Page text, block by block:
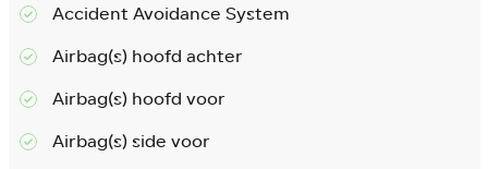
Accident Avoidance System
Airbag(s) hoofd achter
Airbag(s) hoofd voor
Airbag(s) side voor